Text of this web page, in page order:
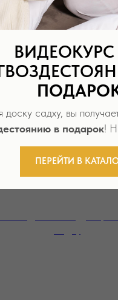
доску садху, вы
в подарок!
ПЕРЕЙТИ В
картой халва в